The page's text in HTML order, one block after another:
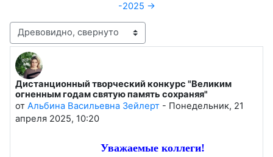
-2025 →
Режим отображения
Дистанционный творческий конкурс "Великим
огненным годам святую память сохраняя"
от Альбина Васильевна Зейлерт - Понедельник, 21
апреля 2025, 10:20
Количество ответов: 0
Уважаемые коллеги!